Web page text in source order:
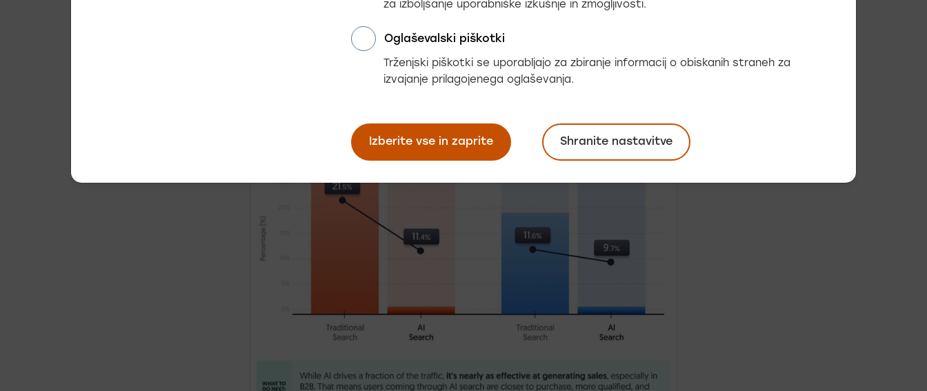
za izboljšanje uporabniške izkušnje in zmogljivosti.
Oglaševalski piškotki
Trženjski piškotki se uporabljajo za zbiranje informacij o obiskanih straneh za
izvajanje prilagojenega oglaševanja.
Izberite vse in zaprite Shranite nastavitve